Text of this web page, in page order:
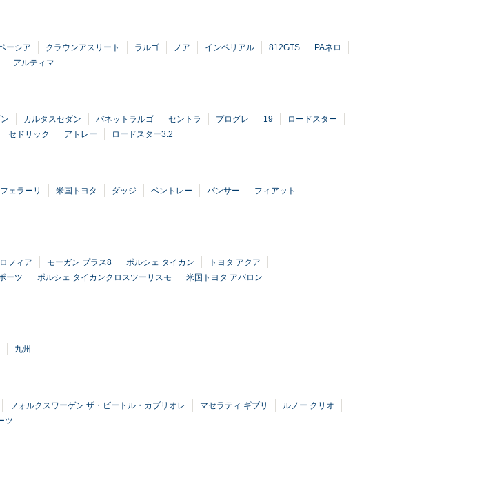
ーシア クラウンアスリート ラルゴ ノア インペリアル 812GTS
PAネロ
アルティマ
カルタスセダン バネットラルゴ セントラ プログレ 19
ロードスター
セドリック アトレー ロードスター3.2
フェラーリ 米国トヨタ ダッジ ベントレー パンサー
フィアット
フィア モーガン プラス8 ポルシェ タイカン
トヨタ アクア
ーツ ポルシェ タイカンクロスツーリスモ
米国トヨタ アバロン
九州
フォルクスワーゲン ザ・ビートル・カブリオレ マセラティ ギブリ
ルノー クリオ
ツ